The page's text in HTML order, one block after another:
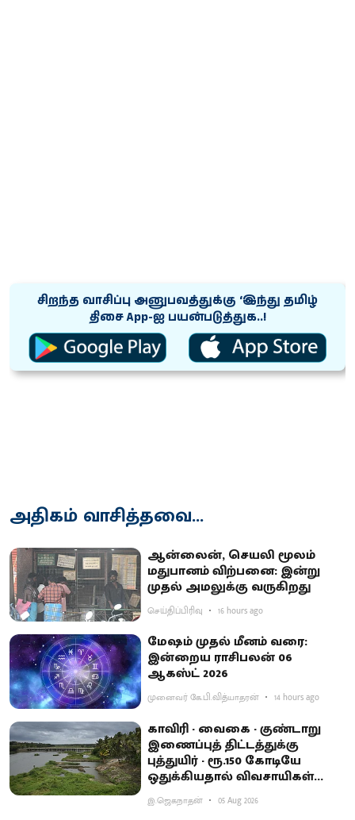
சிறந்த வாசிப்பு அனுபவத்துக்கு ‘இந்து தமிழ்
திசை App-ஐ பயன்படுத்துக..!
அதிகம் வாசித்தவை...
ஆன்லைன், செயலி மூலம்
மதுபானம் விற்பனை: இன்று
முதல் அமலுக்கு வருகிறது
செய்திப்பிரிவு 16 hours ago
மேஷம் முதல் மீனம் வரை:
இன்றைய ராசிபலன் 06
ஆகஸ்ட் 2026
முனைவர் கே.பி.வித்யாதரன் 14 hours ago
காவிரி - வைகை - குண்டாறு
இணைப்புத் திட்டத்துக்கு
புத்துயிர் - ரூ.150 கோடியே
ஒதுக்கியதால் விவசாயிகள்
ஏமாற்றம்
இ.ஜெகநாதன் 05 Aug 2026